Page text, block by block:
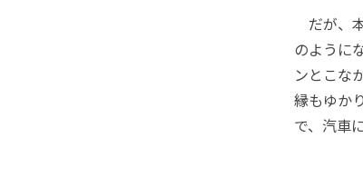
だが、
のように
ンとこな
縁もゆか
で、汽車